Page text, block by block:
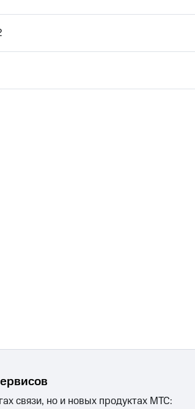
связи, но и новых продуктах МТС: